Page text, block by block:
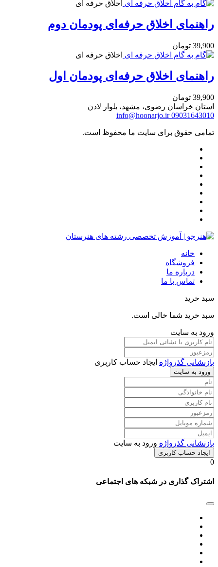
اخلاق حرفه ای
راهنمای اخلاق حرفه‌ای پودمان دوم
39,900 تومان
اخلاق حرفه ای
راهنمای اخلاق حرفه‌ای پودمان اول
39,900 تومان
استان خراسان رضوی، مشهد، بلوار لادن
09031643010
info@hoonarjo.ir
تمامی حقوق برای سایت ما محفوظ است.
خانه
فروشگاه
درباره ما
تماس با ما
سبد خرید
سبد خرید شما خالی است.
ورود به سایت
بازنشانی گذرواژه ایجاد حساب کاربری
ورود به سایت
بازنشانی گذرواژه ورود به سایت
ایجاد حساب کاربری
0
اشتراک گذاری در شبکه های اجتماعی